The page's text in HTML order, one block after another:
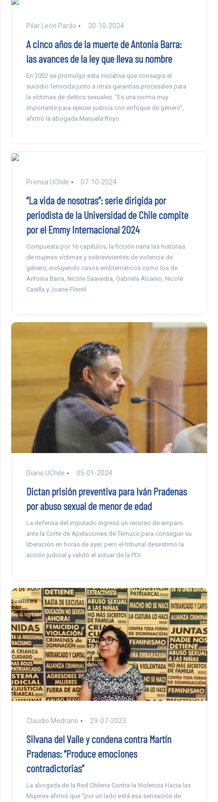
Pilar León Pardo 20-10-2024
A cinco años de la muerte de Antonia Barra:
las avances de la ley que lleva su nombre
En 2022 se promulgó esta iniciativa que consagra el
suicidio femicida junto a otras garantías procesales para
la víctimas de delitos sexuales. “Es una norma muy
importante para ejercer justicia con enfoque de género”,
afirmó la abogada Manuela Royo.
Prensa UChile 07-10-2024
“La vida de nosotras”: serie dirigida por
periodista de la Universidad de Chile compite
por el Emmy Internacional 2024
Compuesta por 16 capítulos, la ficción narra las historias
de mujeres víctimas y sobrevivientes de violencia de
género, incluyendo casos emblemáticos como los de
Antonia Barra, Nicole Saavedra, Gabriela Alcaíno, Nicole
Casilla y Joane Florvil.
Diario UChile 05-01-2024
Dictan prisión preventiva para Iván Pradenas
por abuso sexual de menor de edad
La defensa del imputado ingresó un recurso de amparo
ante la Corte de Apelaciones de Temuco para conseguir su
liberación en horas de ayer, pero el tribunal desestimó la
acción judicial y validó el actuar de la PDI.
Claudio Medrano 29-07-2023
Silvana del Valle y condena contra Martín
Pradenas: “Produce emociones
contradictorias”
La abogada de la Red Chilena Contra la Violencia Hacia las
Mujeres afirmó que “por un lado está esa sensación de